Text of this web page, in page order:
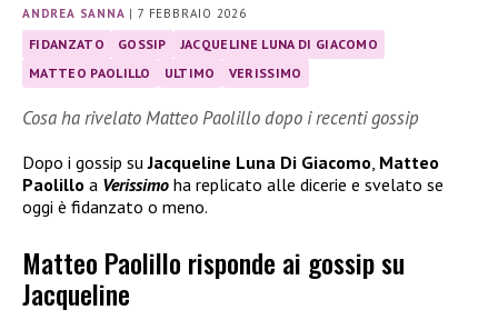
ANDREA SANNA |7 FEBBRAIO 2026
FIDANZATO GOSSIP
JACQUELINE LUNA DI GIACOMO
MATTEO PAOLILLO
ULTIMO VERISSIMO
Cosa ha rivelato Matteo Paolillo dopo i recenti gossip
Dopo i gossip suJacqueline Luna Di Giacomo, Matteo
Paolillo a Verissimo ha replicato alle dicerie e svelato se
oggi è fidanzato o meno.
Matteo Paolillo risponde ai gossip su
Jacqueline